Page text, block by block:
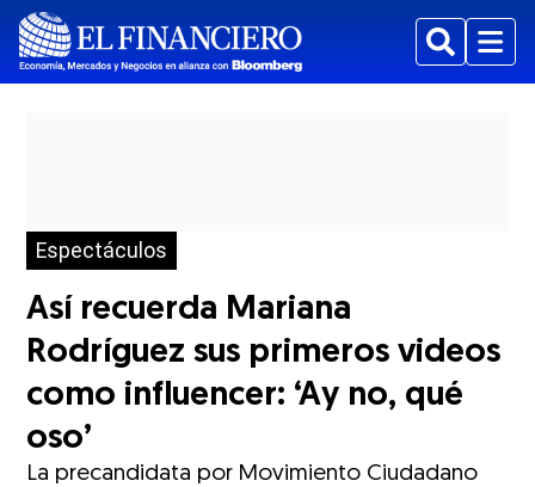
BuscarMenu
Espectáculos
Así recuerda Mariana
Rodríguez sus primeros videos
como influencer: ‘Ay no, qué
oso’
La precandidata por Movimiento Ciudadano